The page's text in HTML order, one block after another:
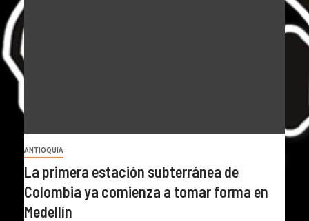
ANTIOQUIA
La primera estación subterránea de
Colombia ya comienza a tomar forma en
Medellín